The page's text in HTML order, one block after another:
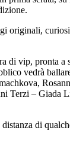
di vip, pronta
vedrà
–
di